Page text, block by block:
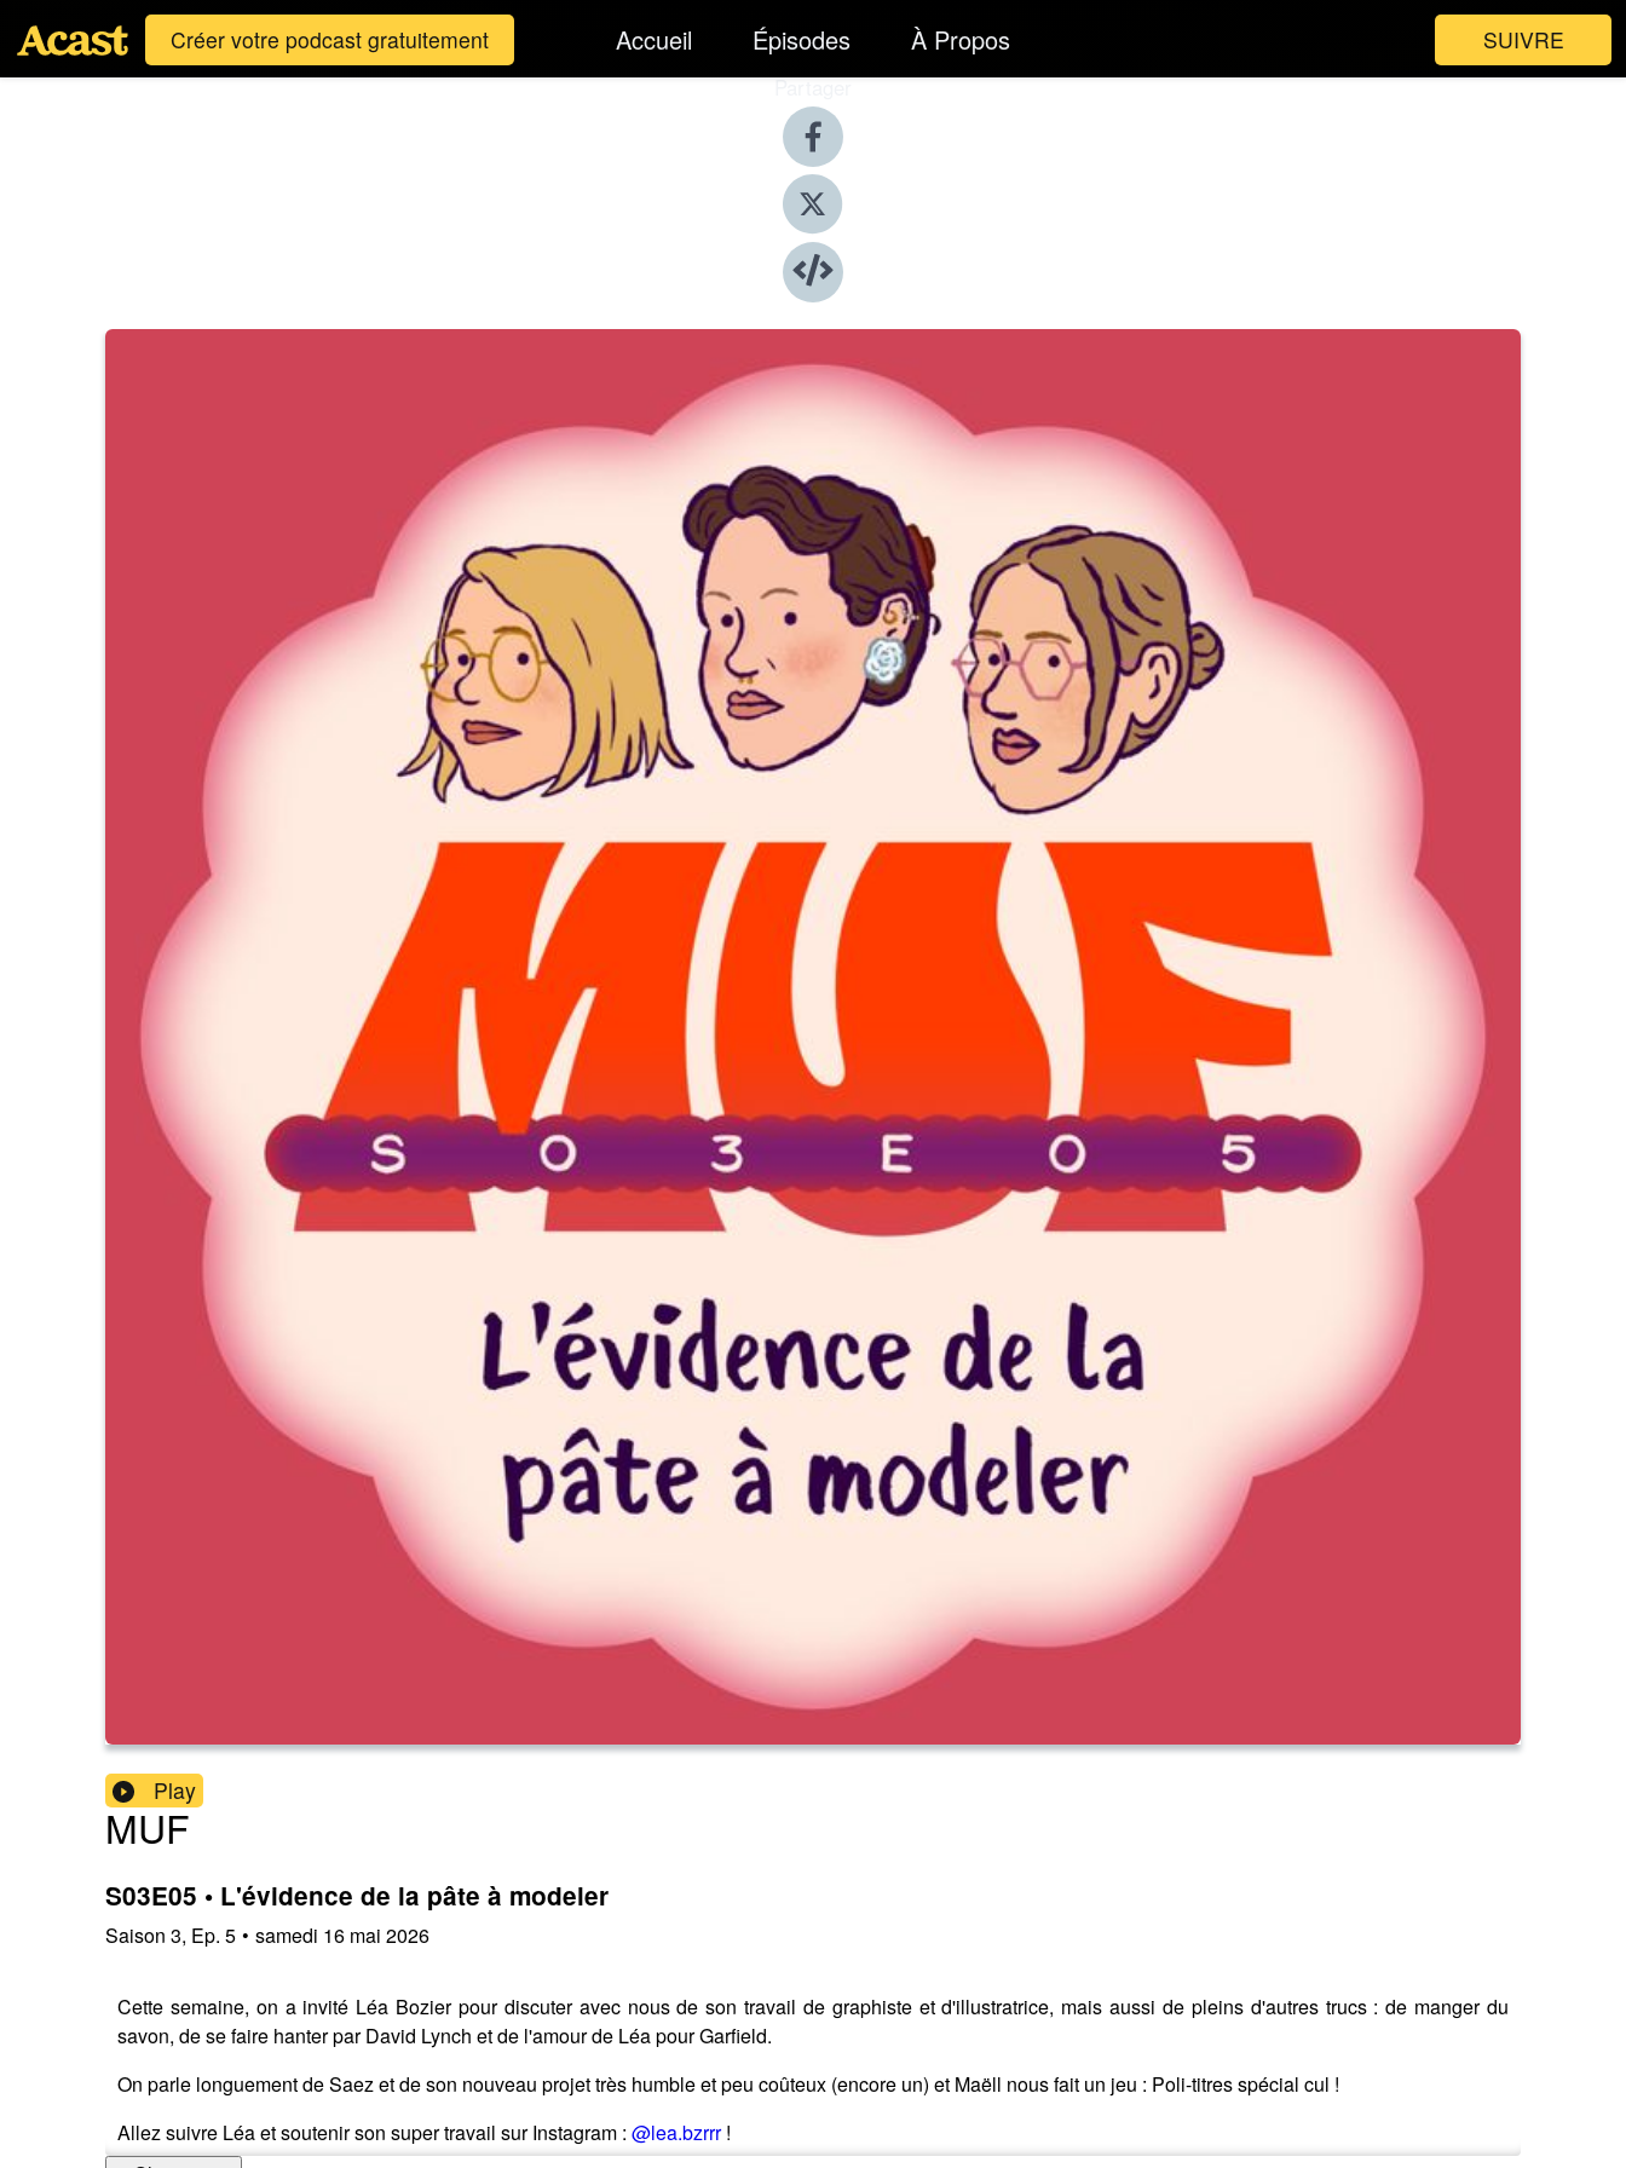
Créer votre podcast gratuitement Accueil Épisodes À Propos SUIVRE
Partager
Play
MUF
S03E05 • L'évidence de la pâte à modeler
Saison 3, Ep. 5 • samedi 16 mai 2026
Cette semaine, on a invité Léa Bozier pour discuter avec nous de son travail de graphiste et d'illustratrice, mais aussi de pleins d'autres trucs : de manger du
savon, de se faire hanter par David Lynch et de l'amour de Léa pour Garfield.
On parle longuement de Saez et de son nouveau projet très humble et peu coûteux (encore un) et Maëll nous fait un jeu : Poli-titres spécial cul !
Allez suivre Léa et soutenir son super travail sur Instagram : @lea.bzrrr!